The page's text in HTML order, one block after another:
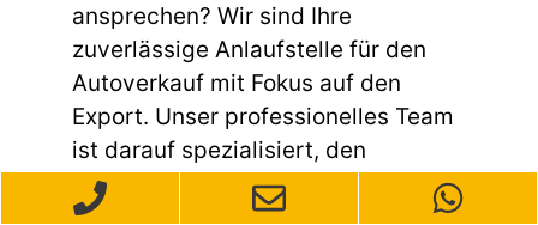
ansprechen? Wir sind Ihre
zuverlässige Anlaufstelle für den
Autoverkauf mit Fokus auf den
Export. Unser professionelles Team
ist darauf spezialisiert, den
gesamten Prozess reibungslos und
effizient zu gestalten. Egal, ob Ihr